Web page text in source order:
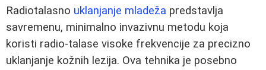
Radiotalasno uklanjanje mladeža predstavlja
savremenu, minimalno invazivnu metodu koja
koristi radio-talase visoke frekvencije za precizno
uklanjanje kožnih lezija. Ova tehnika je posebno